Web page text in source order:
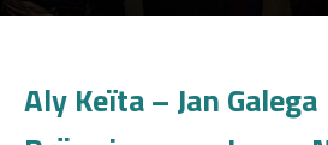
Aly Keïta – Jan Galega